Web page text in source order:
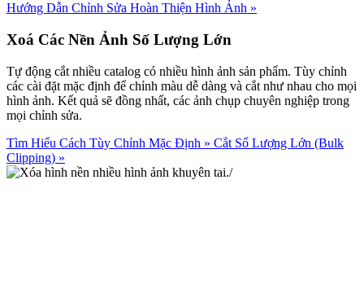
Hướng Dẫn Chỉnh Sửa Hoàn Thiện Hình Ảnh »
Xoá Các Nền Ảnh Số Lượng Lớn
Tự động cắt nhiều catalog có nhiều hình ảnh sản phẩm. Tùy chỉnh
các cài đặt mặc định để chỉnh màu dễ dàng và cắt như nhau cho mọi
hình ảnh. Kết quả sẽ đồng nhất, các ảnh chụp chuyên nghiệp trong
mọi chỉnh sửa.
Tìm Hiểu Cách Tùy Chỉnh Mặc Định » Cắt Số Lượng Lớn (Bulk
Clipping) »